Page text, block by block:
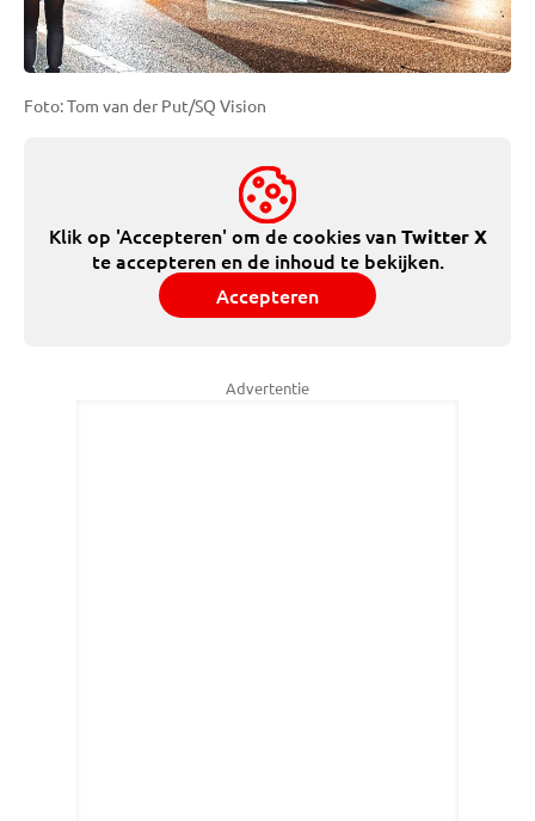
Foto: Tom van der Put/SQ Vision
Klik op 'Accepteren' om de cookies vanTwitter X
te accepteren en de inhoud te bekijken.
Accepteren
Advertentie